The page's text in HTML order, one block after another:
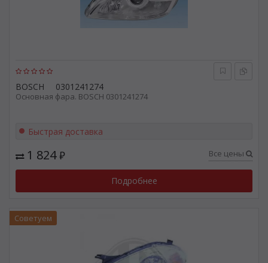
BOSCH 0301241274
Основная фара. BOSCH 0301241274
Быстрая доставка
1 824₽ Все цены
Подробнее
Советуем